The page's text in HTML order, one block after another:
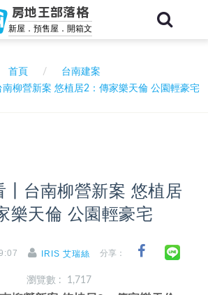
房地王部落格
新屋．預售屋．開箱文
首頁
台南建案
柳營新案 悠植居2：傳家樂天倫 公園輕豪宅
┃台南柳營新案 悠植居
樂天倫 公園輕豪宅
IRIS 艾瑞絲 分享：
瀏覽數 : 1,717